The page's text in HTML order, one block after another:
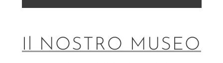
Il NOSTRO MUSEO